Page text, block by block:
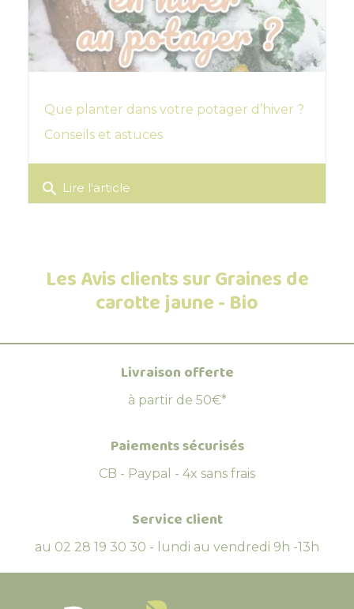
Que planter dans votre potager d’hiver ?
Conseils et astuces
search Lire l'article
Les Avis clients sur Graines de
carotte jaune - Bio
Livraison offerte
à partir de 50€*
Paiements sécurisés
CB - Paypal - 4x sans frais
Service client
au 02 28 19 30 30 - lundi au vendredi 9h -13h